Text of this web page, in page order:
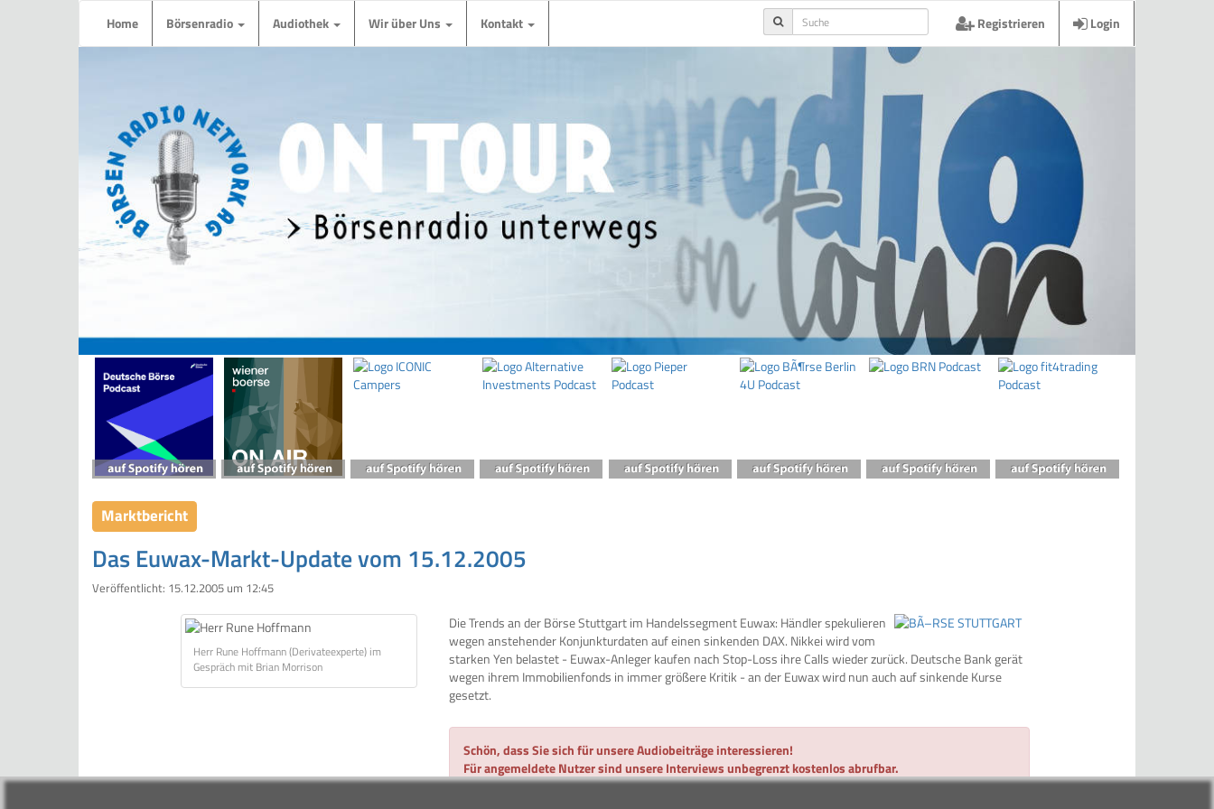
Home Börsenradio Audiothek Wir über Uns Kontakt Registrieren Login
Marktbericht
Das Euwax-Markt-Update vom 15.12.2005
Veröffentlicht: 15.12.2005 um 12:45
Herr Rune Hoffmann (Derivateexperte) im
Gespräch mit Brian Morrison
Die Trends an der Börse Stuttgart im Handelssegment Euwax: Händler spekulieren
wegen anstehender Konjunkturdaten auf einen sinkenden DAX. Nikkei wird vom
starken Yen belastet - Euwax-Anleger kaufen nach Stop-Loss ihre Calls wieder zurück. Deutsche Bank gerät
wegen ihrem Immobilienfonds in immer größere Kritik - an der Euwax wird nun auch auf sinkende Kurse
gesetzt.
Schön, dass Sie sich für unsere Audiobeiträge interessieren!
Für angemeldete Nutzer sind unsere Interviews unbegrenzt kostenlos abrufbar.
Alles, was Sie dazu benötigen, ist eine gültige E-Mail-Adresse und 2 Minuten Zeit.